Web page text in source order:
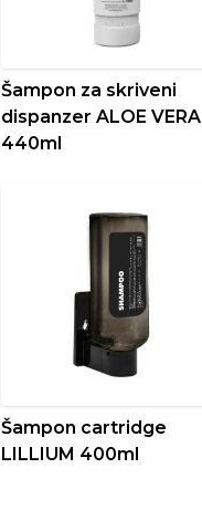
Šampon za skriveni
dispanzer ALOE VERA
440ml
Šampon cartridge
LILLIUM 400ml